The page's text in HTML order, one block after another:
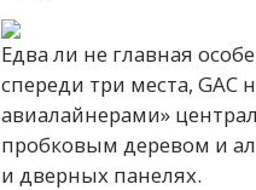
Едва ли не главная
спереди три места,
авиалайнерами»
пробковым деревом и
и дверных панелях.